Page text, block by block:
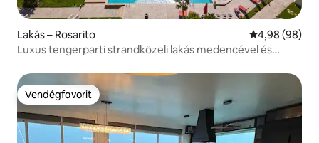
Lakás – Rosarito Átlagos
4,98 (98)
Luxus tengerparti strandközeli lakás medencével és
Vendégfavorit
Vendégfavorit